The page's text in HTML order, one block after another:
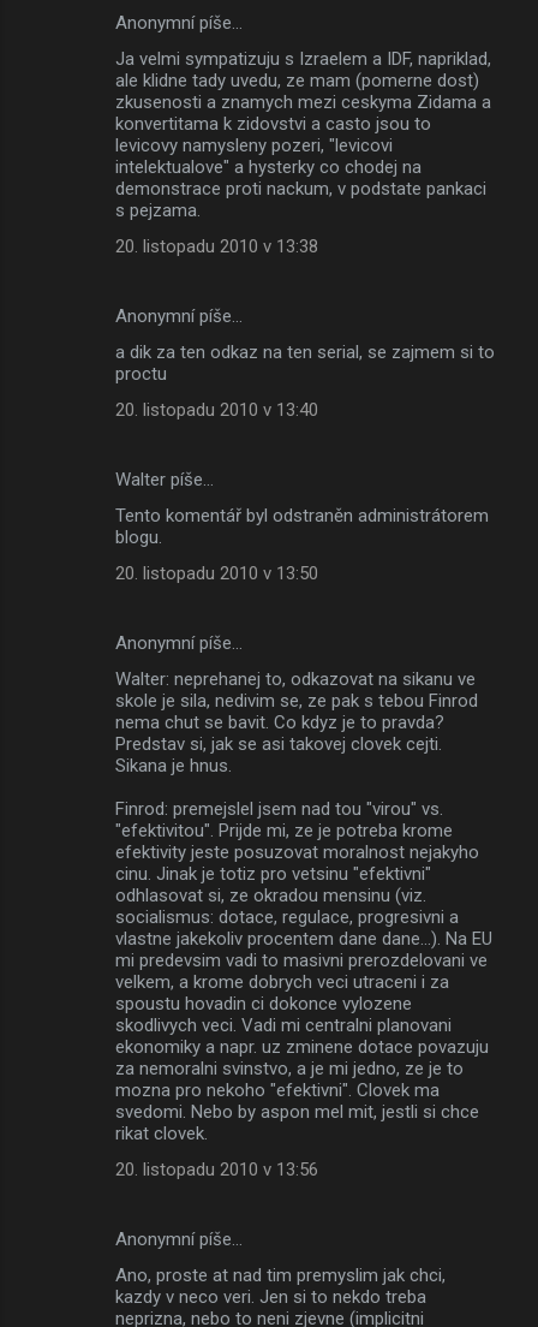
Anonymní píše…
Ja velmi sympatizuju s Izraelem a IDF, napriklad,
ale klidne tady uvedu, ze mam (pomerne dost)
zkusenosti a znamych mezi ceskyma Zidama a
konvertitama k zidovstvi a casto jsou to
levicovy namysleny pozeri, "levicovi
intelektualove" a hysterky co chodej na
demonstrace proti nackum, v podstate pankaci
s pejzama.
20. listopadu 2010 v 13:38
Anonymní píše…
a dik za ten odkaz na ten serial, se zajmem si to
proctu
20. listopadu 2010 v 13:40
Walter píše…
Tento komentář byl odstraněn administrátorem
blogu.
20. listopadu 2010 v 13:50
Anonymní píše…
Walter: neprehanej to, odkazovat na sikanu ve
skole je sila, nedivim se, ze pak s tebou Finrod
nema chut se bavit. Co kdyz je to pravda?
Predstav si, jak se asi takovej clovek cejti.
Sikana je hnus.
Finrod: premejslel jsem nad tou "virou" vs.
"efektivitou". Prijde mi, ze je potreba krome
efektivity jeste posuzovat moralnost nejakyho
cinu. Jinak je totiz pro vetsinu "efektivni"
odhlasovat si, ze okradou mensinu (viz.
socialismus: dotace, regulace, progresivni a
vlastne jakekoliv procentem dane dane...). Na EU
mi predevsim vadi to masivni prerozdelovani ve
velkem, a krome dobrych veci utraceni i za
spoustu hovadin ci dokonce vylozene
skodlivych veci. Vadi mi centralni planovani
ekonomiky a napr. uz zminene dotace povazuju
za nemoralni svinstvo, a je mi jedno, ze je to
mozna pro nekoho "efektivni". Clovek ma
svedomi. Nebo by aspon mel mit, jestli si chce
rikat clovek.
20. listopadu 2010 v 13:56
Anonymní píše…
Ano, proste at nad tim premyslim jak chci,
kazdy v neco veri. Jen si to nekdo treba
neprizna, nebo to neni zjevne (implicitni